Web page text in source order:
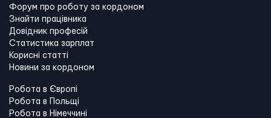
Форум про роботу за кордоном
Знайти працівника
Довідник професій
Статистика зарплат
Корисні статті
Новини за кордоном
Робота в Європі
Робота в Польщі
Робота в Німеччині